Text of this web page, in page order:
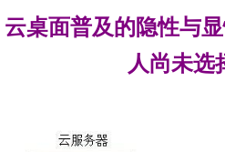
云桌面普及的隐性与
人尚未选